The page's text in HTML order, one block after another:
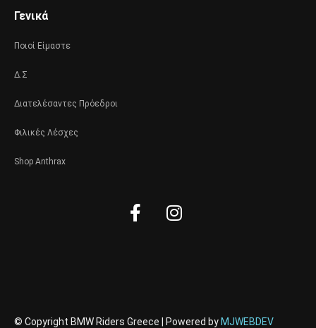
Γενικά
Ποιοί Είμαστε
Δ.Σ
Διατελέσαντες Πρόεδροι
Φιλικές Λέσχες
Shop Anthrax
Facebook-
f
Instagram
© Copyright BMW Riders Greece | Powered by MJWEBDEV